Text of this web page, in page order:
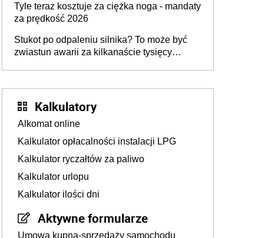
Tyle teraz kosztuje za ciężka noga - mandaty
za prędkość 2026
Stukot po odpaleniu silnika? To może być
zwiastun awarii za kilkanaście tysięcy
Kalkulatory
Alkomat online
Kalkulator opłacalności instalacji LPG
Kalkulator ryczałtów za paliwo
Kalkulator urlopu
Kalkulator ilości dni
Aktywne formularze
Umowa kupna-sprzedaży samochodu